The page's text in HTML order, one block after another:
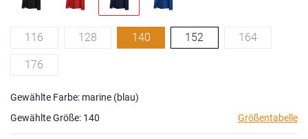
116 128 140 152 164
176
Gewählte Farbe: marine (blau)
Gewählte Größe: 140 Größentabelle